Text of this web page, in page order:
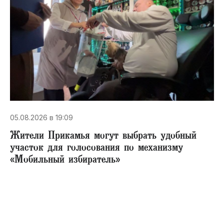
05.08.2026 в 19:09
Жители Прикамья могут выбрать удобный
участок для голосования по механизму
«Мобильный избиратель»